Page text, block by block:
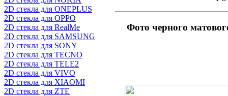
2D стекла для ONEPLUS
2D стекла для OPPO
2D стекла для RealMe
2D стекла для SAMSUNG
2D стекла для SONY
2D стекла для TECNO
2D стекла для TELE2
2D стекла для VIVO
2D стекла для XIAOMI
2D стекла для ZTE
Фото черного